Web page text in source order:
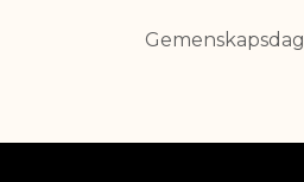
Gemenskapsdag